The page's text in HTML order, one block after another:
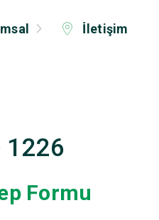
İletişim
1226
Formu